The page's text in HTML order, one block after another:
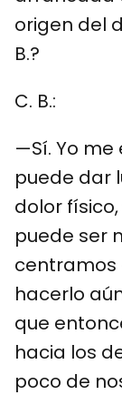
origen del
B.?
C. B.:
—Sí. Yo
puede dar
dolor
puede ser
centramos
hacerlo
que
hacia los
poco de